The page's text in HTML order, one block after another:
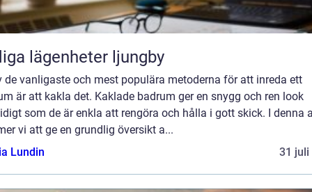
lägenheter ljungby
de vanligaste och mest populära metoderna för att inreda ett
är att kakla det. Kaklade badrum ger en snygg och ren look
som de är enkla att rengöra och hålla i gott skick. I denna
vi att ge en grundlig översikt a...
Lundin
31 juli